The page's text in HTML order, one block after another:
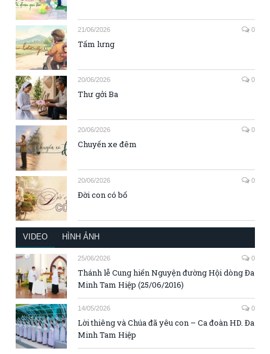
21/06/2026 0
Tấm lưng
20/06/2026 0
Thư gởi Ba
20/06/2026 0
Chuyến xe đêm
20/06/2026 0
Đời con có bố
VIDEO HÌNH ẢNH
25/06/2026 0
Thánh lễ Cung hiến Nguyện đường Hội dòng Đa
Minh Tam Hiệp (25/06/2016)
14/05/2026 0
Lời thiêng và Chúa đã yêu con – Ca đoàn HD. Đa
Minh Tam Hiệp